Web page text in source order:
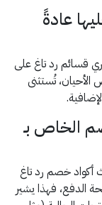
عادةً
قسائم رد تاغ على
الأحيان، تُستثنى
الخاص بـ
أكواد خصم رد تاغ
الدفع، فهذا يشير